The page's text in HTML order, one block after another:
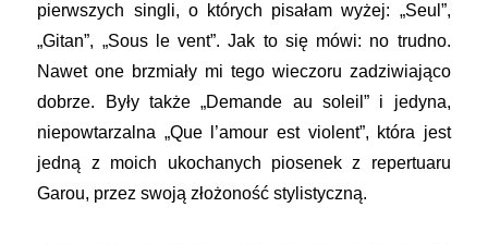
pierwszych singli, o których pisałam wyżej: „Seul”,
„Gitan”, „Sous le vent”. Jak to się mówi: no trudno.
Nawet one brzmiały mi tego wieczoru zadziwiająco
dobrze. Były także „Demande au soleil” i jedyna,
niepowtarzalna „Que l’amour est violent”, która jest
jedną z moich ukochanych piosenek z repertuaru
Garou, przez swoją złożoność stylistyczną.